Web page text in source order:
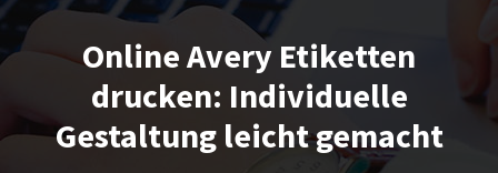
Online Avery Etiketten
drucken: Individuelle
Gestaltung leicht gemacht